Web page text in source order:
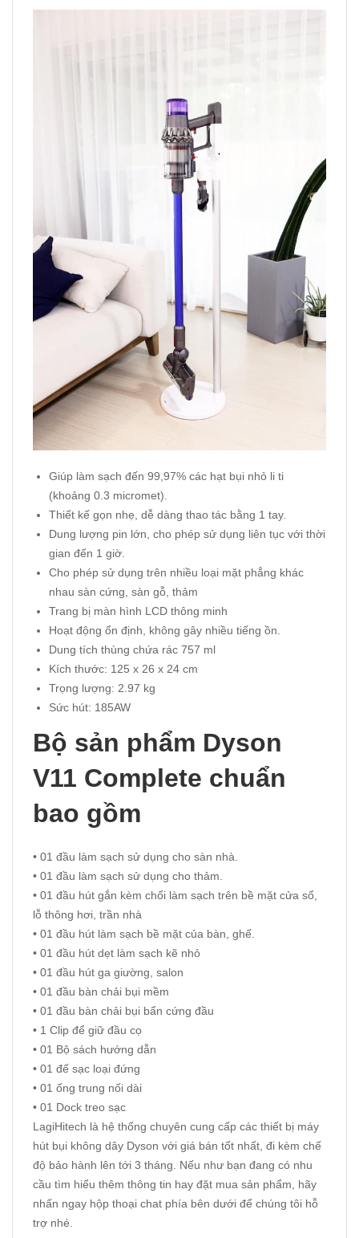
Giúp làm sạch đến 99,97% các hạt bụi nhỏ li ti
(khoảng 0.3 micromet).
Thiết kế gọn nhẹ, dễ dàng thao tác bằng 1 tay.
Dung lượng pin lớn, cho phép sử dụng liên tục với thời
gian đến 1 giờ.
Cho phép sử dụng trên nhiều loại mặt phẳng khác
nhau sàn cứng, sàn gỗ, thảm
Trang bị màn hình LCD thông minh
Hoạt động ổn định, không gây nhiều tiếng ồn.
Dung tích thùng chứa rác 757 ml
Kích thước: 125 x 26 x 24 cm
Trọng lượng: 2.97 kg
Sức hút: 185AW
Bộ sản phẩm Dyson
V11 Complete chuẩn
bao gồm
• 01 đầu làm sạch sử dụng cho sàn nhà.
• 01 đầu làm sạch sử dụng cho thảm.
• 01 đầu hút gắn kèm chổi làm sạch trên bề mặt cửa sổ,
lỗ thông hơi, trần nhà
• 01 đầu hút làm sạch bề mặt của bàn, ghế.
• 01 đầu hút dẹt làm sạch kẽ nhỏ
• 01 đầu hút ga giường, salon
• 01 đầu bàn chải bụi mềm
• 01 đầu bàn chải bụi bẩn cứng đầu
• 1 Clip để giữ đầu cọ
• 01 Bộ sách hướng dẫn
• 01 đế sạc loại đứng
• 01 ống trung nối dài
• 01 Dock treo sạc
LagiHitech là hệ thống chuyên cung cấp các thiết bị máy
hút bụi không dây Dyson với giá bán tốt nhất, đi kèm chế
độ bảo hành lên tới 3 tháng. Nếu như bạn đang có nhu
cầu tìm hiểu thêm thông tin hay đặt mua sản phẩm, hãy
nhấn ngay hộp thoại chat phía bên dưới để chúng tôi hỗ
trợ nhé.